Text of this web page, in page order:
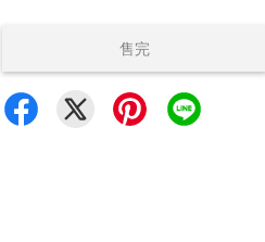
售完